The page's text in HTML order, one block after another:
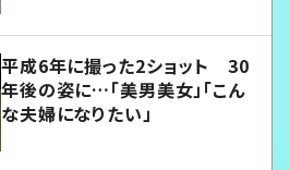
平成6年に撮った2ショット 30
年後の姿に…「美男美女」「こん
な夫婦になりたい」